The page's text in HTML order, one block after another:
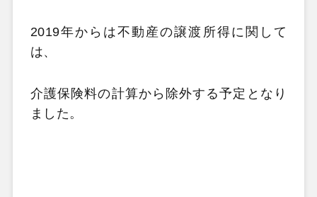
2019年からは不動産の譲渡所得に関して
は、
介護保険料の計算から除外する予定となり
ました。